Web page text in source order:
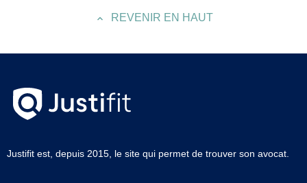
REVENIR EN HAUT
Justifit est, depuis 2015, le site qui permet de trouver son avocat.